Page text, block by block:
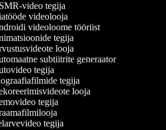
video tegija
videolooja
videoloome tööriist
tegija
looja
subtiitrite generaator
tegija
tegija
looja
tegija
tegija